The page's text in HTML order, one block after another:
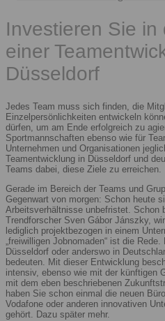
Investieren Sie
einer
Düsseldorf
Jedes Team muss sich finden, die
Einzelpersönlichkeiten entwickeln
dürfen, um am Ende erfolgreich zu
Sportmannschaften ebenso wie für
Unternehmen und Organisationen
Teamentwicklung in Düsseldorf und
Teams dabei, diese Ziele zu erreichen.
Gerade im Bereich der Teams und
Gegenwart von morgen: Schon heute
Arbeitsverhältnisse unbefristet. Schon
Trendforscher Sven Gábor Jánszky,
lediglich projektbezogen in einem
„freiwilligen Jobnomaden“ ist die
Düsseldorf oder anderswo in
bedeuten. Mit dieser Entwicklung
intensiv, ebenso wie mit der künftigen
mit dem eben beschriebenen
haben Sie schon einmal die neuen
Vodafone oder anderen innovativen
gehört. Dazu später mehr.